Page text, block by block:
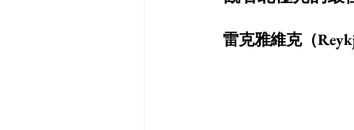
雷克雅維克（